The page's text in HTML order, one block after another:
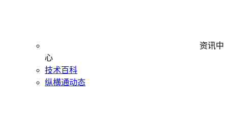
资讯中
心
技术百科
纵横通动态